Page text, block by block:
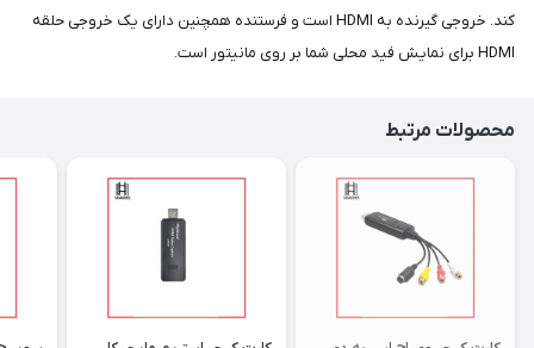
کند. خروجی گیرنده به HDMI است و فرستنده همچنین دارای یک خروجی حلقه
HDMI برای نمایش فید محلی شما بر روی مانیتور است.
محصولات مرتبط